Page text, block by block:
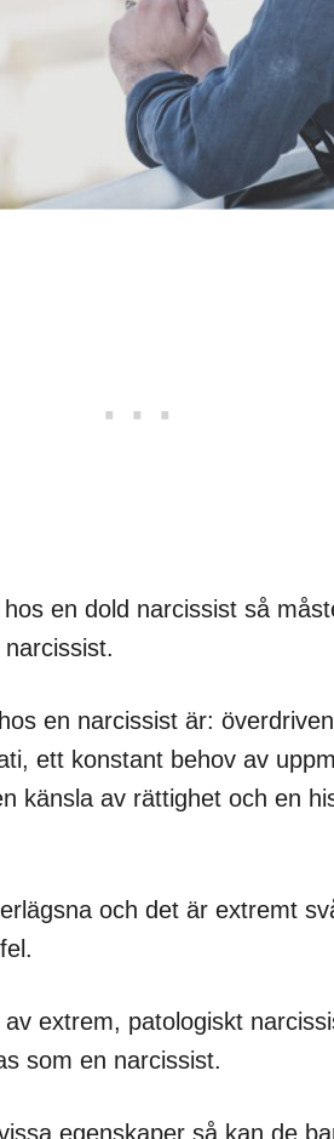
en dold narcissist så
en narcissist är:
ett konstant behov av
känsla av rättighet och en
och det är extremt
extrem, patologiskt
som en narcissist.
egenskaper så kan de